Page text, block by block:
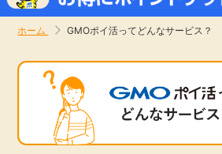
ホーム GMOポイ活ってどんなサービス？
新着
高還元
サービスで探す シ
旅行・レンタカー
無料サービス
エンタメ